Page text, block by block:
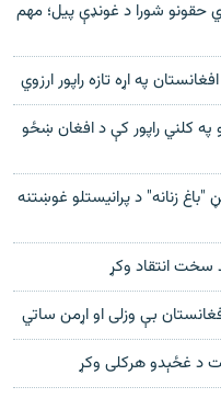
حقونو شورا د غونډې پيل؛ مهم
په اړه تازه راپور ارزوي
په کلني راپور کې د افغان ښځو
زنانه" د پرانیستلو غوښتنه
سخت انتقاد وکړ
بې وزلی او اړمن ساتي
د غځېدو هرکلی وکړ